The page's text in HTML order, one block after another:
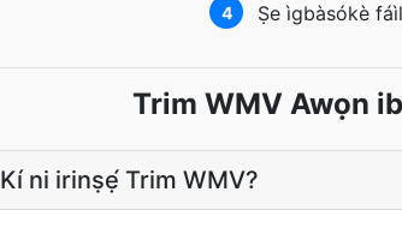
4 Ṣe ìgbàsókè
Trim WMV Awọn
Kí ni irinṣẹ́ Trim WMV?